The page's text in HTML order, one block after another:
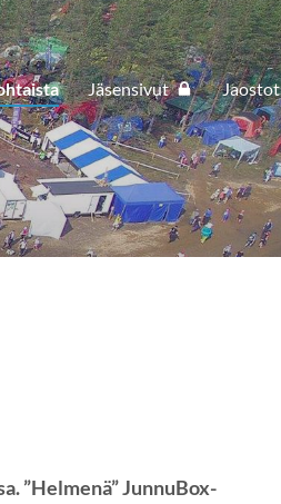
Jäsensivut
Jaostot
”Helmenä” JunnuBox-